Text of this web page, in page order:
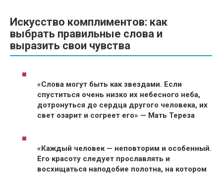
Искусство комплиментов: как
выбрать правильные слова и
выразить свои чувства
«Слова могут быть как звездами. Если
спуститься очень низко их небесного неба,
дотронуться до сердца другого человека, их
свет озарит и согреет его» — Мать Тереза
«Каждый человек — неповторим и особенный.
Его красоту следует прославлять и
восхищаться наподобие полотна, на котором